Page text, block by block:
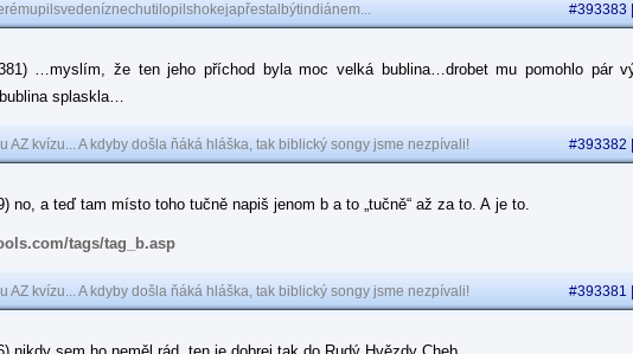
#393383 |
…myslím, že ten jeho příchod byla moc velká bublina…drobet mu pomohlo pár
splaskla…
AZ kvízu... A kdyby došla ňáká hláška, tak biblický songy jsme nezpívali! #393382 |
no, a teď tam místo toho tučně napiš jenom b a to „tučně“ až za to. A je to.
tags/tag_b.asp
AZ kvízu... A kdyby došla ňáká hláška, tak biblický songy jsme nezpívali! #393381 |